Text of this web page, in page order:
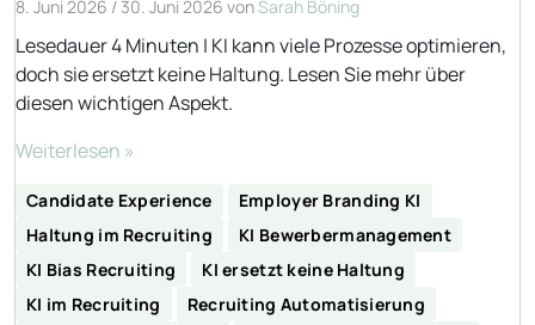
8. Juni 2026 / 30. Juni 2026 vonSarah Böning
Lesedauer 4 Minuten | KI kann viele Prozesse optimieren,
doch sie ersetzt keine Haltung. Lesen Sie mehr über
diesen wichtigen Aspekt.
Weiterlesen »
Candidate Experience
Employer Branding KI
Haltung im Recruiting
KI Bewerbermanagement
KI Bias Recruiting
KI ersetzt keine Haltung
KI im Recruiting
Recruiting Automatisierung